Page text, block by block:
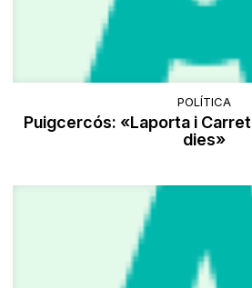
POLÍTICA
Puigcercós: «Laporta i
dies»